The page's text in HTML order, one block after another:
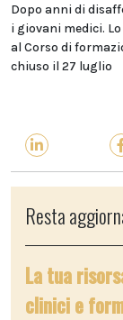
Dopo anni di
i giovani medici.
al Corso di
chiuso il 27 luglio
Resta
La tua
clinici e